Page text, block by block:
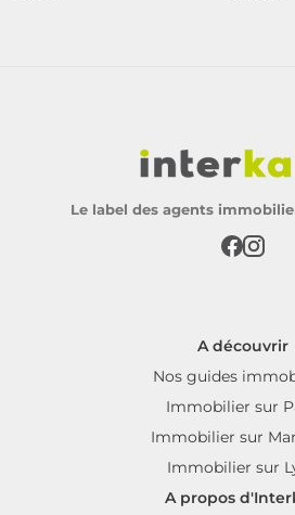
Le label des agents
A découvrir
Nos guides
Immobilier sur
Immobilier sur
Immobilier sur
A propos